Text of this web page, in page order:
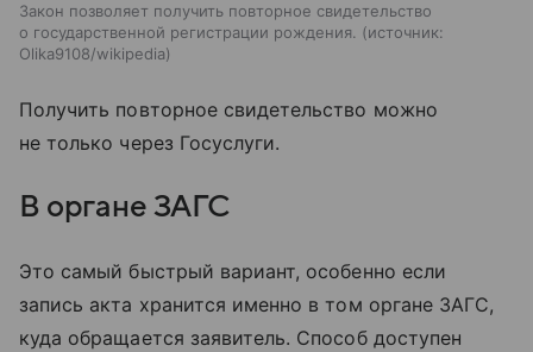
Закон позволяет получить повторное свидетельство
о государственной регистрации рождения.
источник:
Olika9108/wikipedia
Получить повторное свидетельство можно
не только через Госуслуги.
В органе ЗАГС
Это самый быстрый вариант, особенно если
запись акта хранится именно в том органе ЗАГС,
куда обращается заявитель. Способ доступен